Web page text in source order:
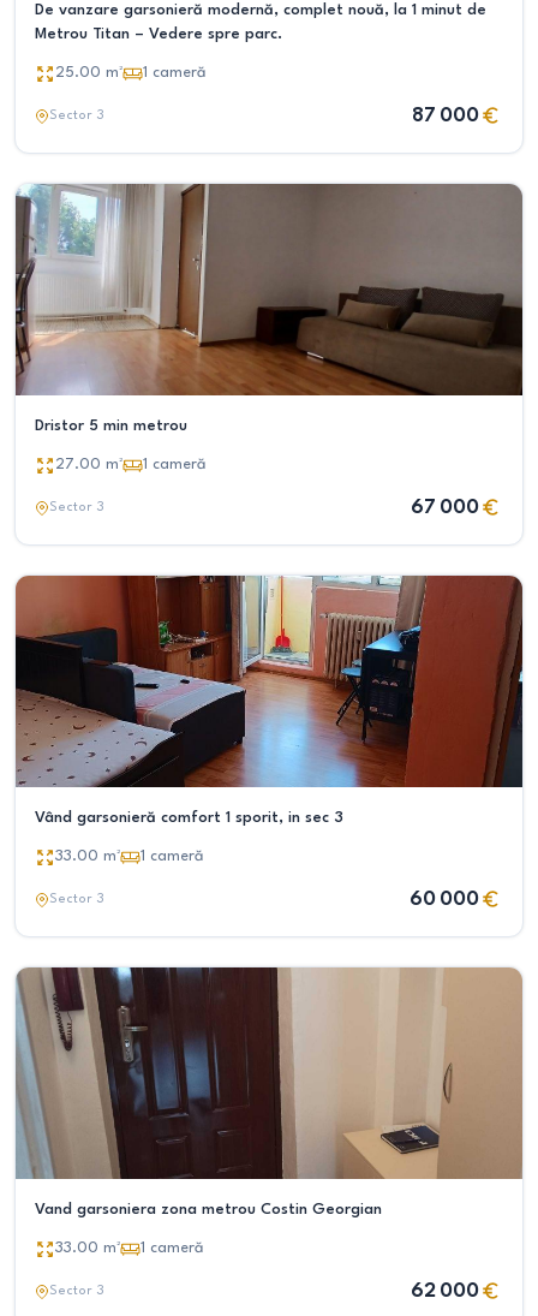
De vanzare garsonieră modernă, complet nouă, la 1 minut de
Metrou Titan – Vedere spre parc.
25.00 m² 1 cameră
Sector 3 87 000
Dristor 5 min metrou
27.00 m² 1 cameră
Sector 3 67 000
Vând garsonieră comfort 1 sporit, in sec 3
33.00 m² 1 cameră
Sector 3 60 000
Vand garsoniera zona metrou Costin Georgian
33.00 m² 1 cameră
Sector 3 62 000